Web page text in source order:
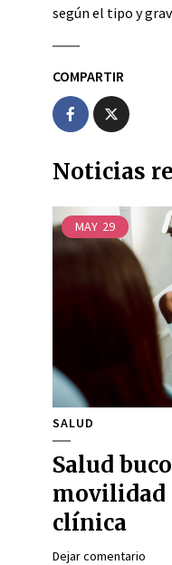
según el tipo y
COMPARTIR
Noticias
MAY 29
SALUD
Salud
movilidad
clínica
Dejar comentario